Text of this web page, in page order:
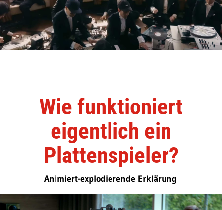
Wie funktioniert
eigentlich ein
Plattenspieler?
Animiert-explodierende Erklärung